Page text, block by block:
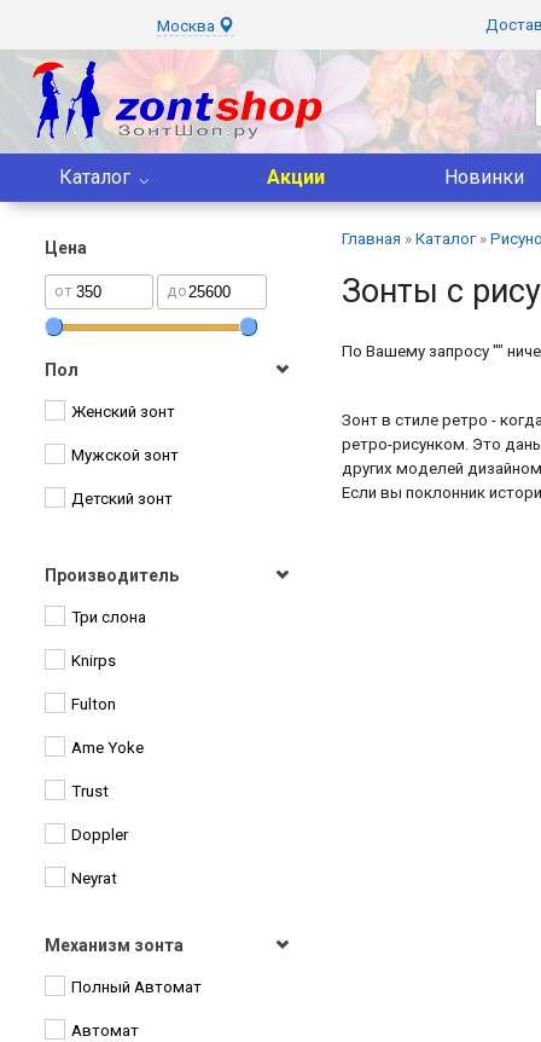
Москва
Каталог Акции Новинки
Цена
от до
Пол
Женский зонт
Мужской зонт
Детский зонт
Производитель
Три слона
Knirps
Fulton
Ame Yoke
Trust
Doppler
Neyrat
Механизм зонта
Полный Автомат
Автомат
Главная » Каталог»
Зонты с
По Вашему запросу ""
Зонт в стиле ретро -
ретро-рисунком. Это
других моделей
Если вы поклонник